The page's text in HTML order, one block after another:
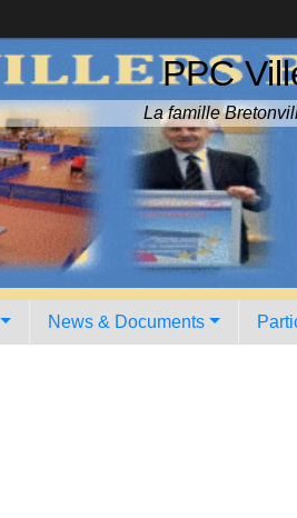
PPC
La famille
News & Documents